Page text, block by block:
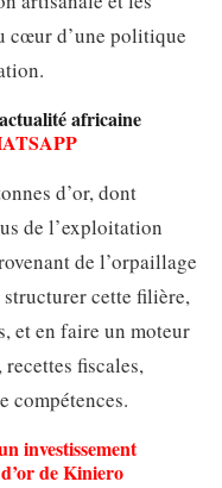
cœur d’une politique
africaine
d’or, dont
de l’exploitation
de l’orpaillage
cette filière,
et en faire un moteur
fiscales,
compétences.
investissement
de Kiniero